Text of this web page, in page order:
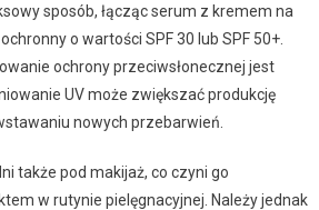
sposób, łącząc serum z kremem na
o wartości SPF 30 lub SPF 50+.
ochrony przeciwsłonecznej jest
UV może zwiększać produkcję
nowych przebarwień.
także pod makijaż, co czyni go
w rutynie pielęgnacyjnej. Należy jednak